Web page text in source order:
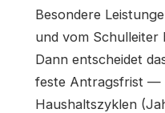
Besondere
und vom
Dann entscheidet
feste Antragsfrist —
Haushaltszyklen